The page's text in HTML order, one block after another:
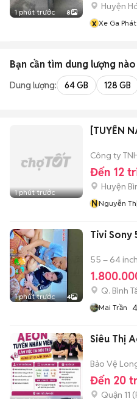
1 phút trước 8
Huyện
x Xe Ga
Bạn cần tìm dung lượng
Dung lượng: 64 GB 128 GB
1 phút trước
[TUYỂN
Công ty
Đến 12
Huyện
NNguyễn
1 phút trước 4
Tivi Sony
55 – 64 inch
Q. Bình
Mai Trần
Siêu Thị
Bảo Vệ
Đến 20
Quận 11 (